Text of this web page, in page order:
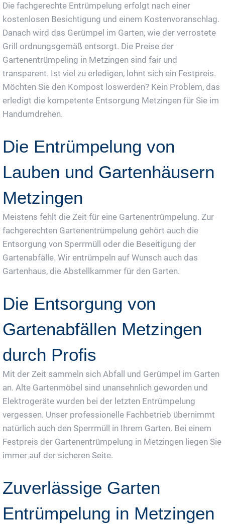
Die fachgerechte Entrümpelung erfolgt nach einer
kostenlosen Besichtigung und einem Kostenvoranschlag.
Danach wird das Gerümpel im Garten, wie der verrostete
Grill ordnungsgemäß entsorgt. Die Preise der
Gartenentrümpeling in Metzingen sind fair und
transparent. Ist viel zu erledigen, lohnt sich ein Festpreis.
Möchten Sie den Kompost loswerden? Kein Problem, das
erledigt die kompetente Entsorgung Metzingen für Sie im
Handumdrehen.
Die Entrümpelung von
Lauben und Gartenhäusern
Metzingen
Meistens fehlt die Zeit für eine Gartenentrümpelung. Zur
fachgerechten Gartenentrümpelung gehört auch die
Entsorgung von Sperrmüll oder die Beseitigung der
Gartenabfälle. Wir entrümpeln auf Wunsch auch das
Gartenhaus, die Abstellkammer für den Garten.
Die Entsorgung von
Gartenabfällen Metzingen
durch Profis
Mit der Zeit sammeln sich Abfall und Gerümpel im Garten
an. Alte Gartenmöbel sind unansehnlich geworden und
Elektrogeräte wurden bei der letzten Entrümpelung
vergessen. Unser professionelle Fachbetrieb übernimmt
natürlich auch den Sperrmüll in Ihrem Garten. Bei einem
Festpreis der Gartenentrümpelung in Metzingen liegen Sie
immer auf der sicheren Seite.
Zuverlässige Garten
Entrümpelung in Metzingen